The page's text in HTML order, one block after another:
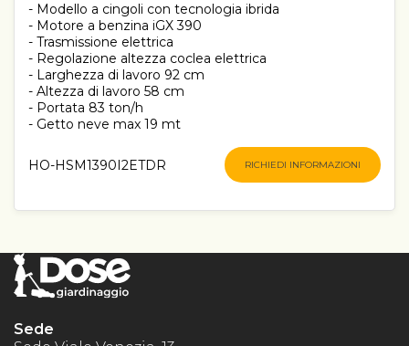
- Modello a cingoli con tecnologia ibrida
- Motore a benzina iGX 390
- Trasmissione elettrica
- Regolazione altezza coclea elettrica
- Larghezza di lavoro 92 cm
- Altezza di lavoro 58 cm
- Portata 83 ton/h
- Getto neve max 19 mt
HO-HSM1390I2ETDR RICHIEDI INFORMAZIONI
Sede